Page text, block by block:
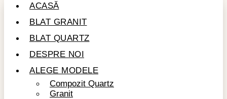
ACASĂ
BLAT GRANIT
BLAT QUARTZ
DESPRE NOI
ALEGE MODELE
Compozit Quartz
Granit